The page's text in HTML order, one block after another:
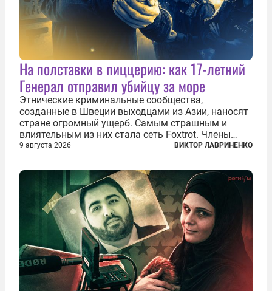
На полставки в пиццерию: как 17-летний
Генерал отправил убийцу за море
Этнические криминальные сообщества,
созданные в Швеции выходцами из Азии, наносят
стране огромный ущерб. Самым страшным и
влиятельным из них стала сеть Foxtrot. Члены
этой сети не только убивают и грабят шведов,
подсаживают их на наркотики, но и совершают
нечто еще даже более страшное — массово...
9 августа 2026 ВИКТОР ЛАВРИНЕНКО